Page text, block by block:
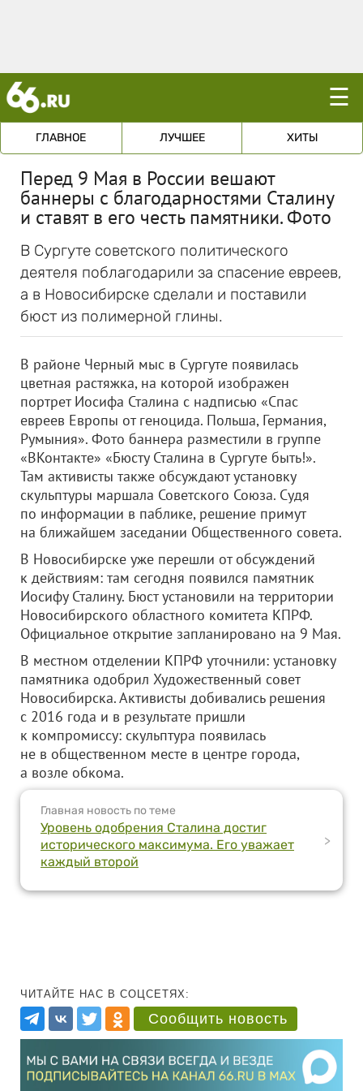
☰
ГЛАВНОЕ ЛУЧШЕЕ ХИТЫ
Перед 9 Мая в России вешают
баннеры с благодарностями Сталину
и ставят в его честь памятники. Фото
В Сургуте советского политического
деятеля поблагодарили за спасение евреев,
а в Новосибирске сделали и поставили
бюст из полимерной глины.
В районе Черный мыс в Сургуте появилась
цветная растяжка, на которой изображен
портрет Иосифа Сталина с надписью «Спас
евреев Европы от геноцида. Польша, Германия,
Румыния». Фото баннера разместили в группе
«ВКонтакте» «Бюсту Сталина в Сургуте быть!».
Там активисты также обсуждают установку
скульптуры маршала Советского Союза. Судя
по информации в паблике, решение примут
на ближайшем заседании Общественного совета.
В Новосибирске уже перешли от обсуждений
к действиям: там сегодня появился памятник
Иосифу Сталину. Бюст установили на территории
Новосибирского областного комитета КПРФ.
Официальное открытие запланировано на 9 Мая.
В местном отделении КПРФ уточнили: установку
памятника одобрил Художественный совет
Новосибирска. Активисты добивались решения
с 2016 года и в результате пришли
к компромиссу: скульптура появилась
не в общественном месте в центре города,
а возле обкома.
Главная новость по теме
Уровень одобрения Сталина достиг
исторического максимума. Его уважает
каждый второй
>
ЧИТАЙТЕ НАС В СОЦСЕТЯХ:
Сообщить новость